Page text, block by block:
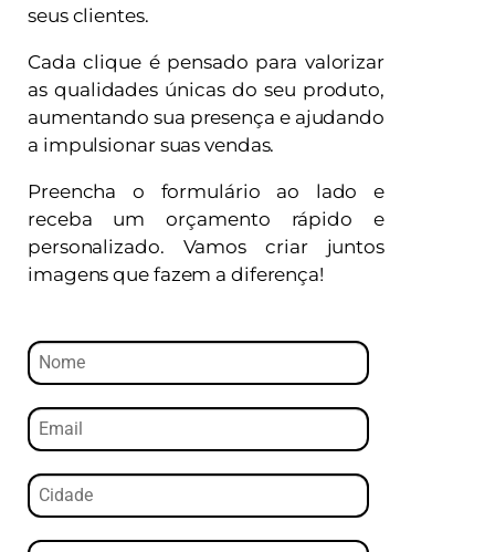
seus clientes.
Cada clique é pensado para valorizar
as qualidades únicas do seu produto,
aumentando sua presença e ajudando
a impulsionar suas vendas.
Preencha o formulário ao lado e
receba um orçamento rápido e
personalizado. Vamos criar juntos
imagens que fazem a diferença!